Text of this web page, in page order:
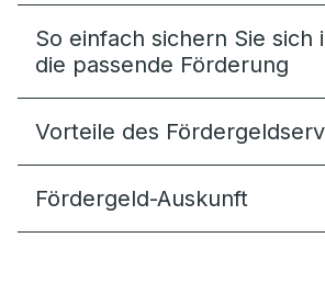
So einfach sichern Sie sich
die passende Förderung
Vorteile des
Fördergeld-Auskunft